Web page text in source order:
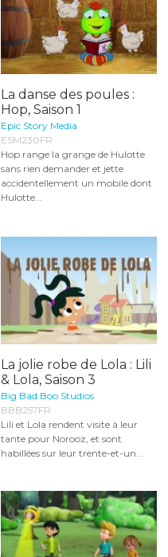
La danse des poules :
Hop, Saison 1
Epic Story Media
ESM230FR
Hop range la grange de Hulotte
sans rien demander et jette
accidentellement un mobile dont
Hulotte...
La jolie robe de Lola : Lili
& Lola, Saison 3
Big Bad Boo Studios
BBB257FR
Lili et Lola rendent visite à leur
tante pour Norooz, et sont
habillées sur leur trente-et-un...